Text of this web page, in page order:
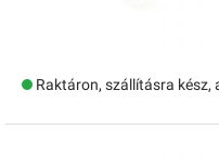
Raktáron, szállításra kész,